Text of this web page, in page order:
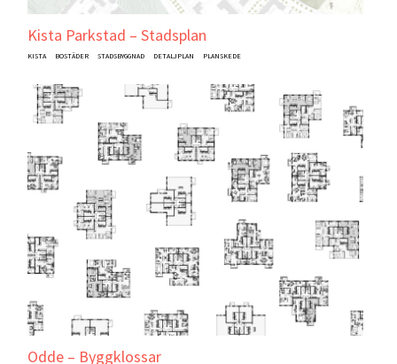
Kista Parkstad – Stadsplan
KISTA BOSTÄDER STADSBYGGNAD DETALJPLAN PLANSKEDE
Odde – Byggklossar